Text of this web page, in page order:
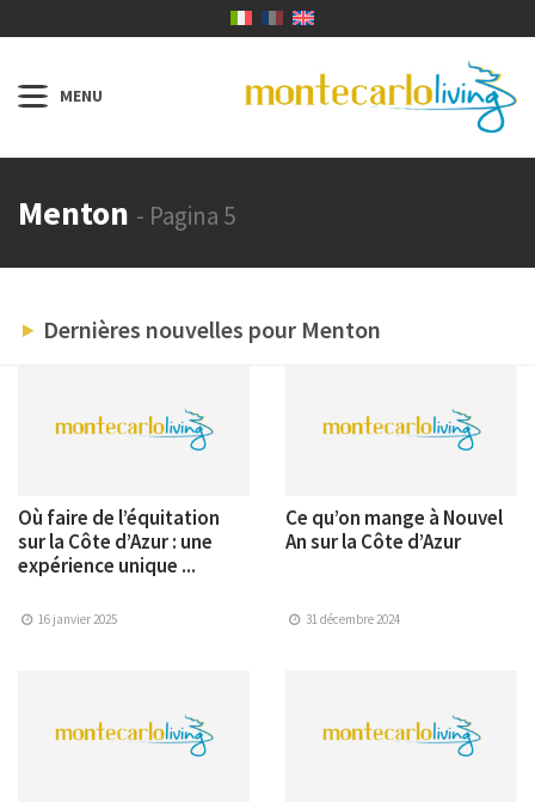
Menton - Pagina 5
Dernières nouvelles pour Menton
Où faire de l’équitation
sur la Côte d’Azur : une
expérience unique ...
16 janvier 2025
Ce qu’on mange à Nouvel
An sur la Côte d’Azur
31 décembre 2024